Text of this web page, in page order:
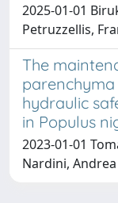
2025-01-01
Petruzzellis,
The
hydraulic
in Populus
2023-01-01
Nardini, Andrea